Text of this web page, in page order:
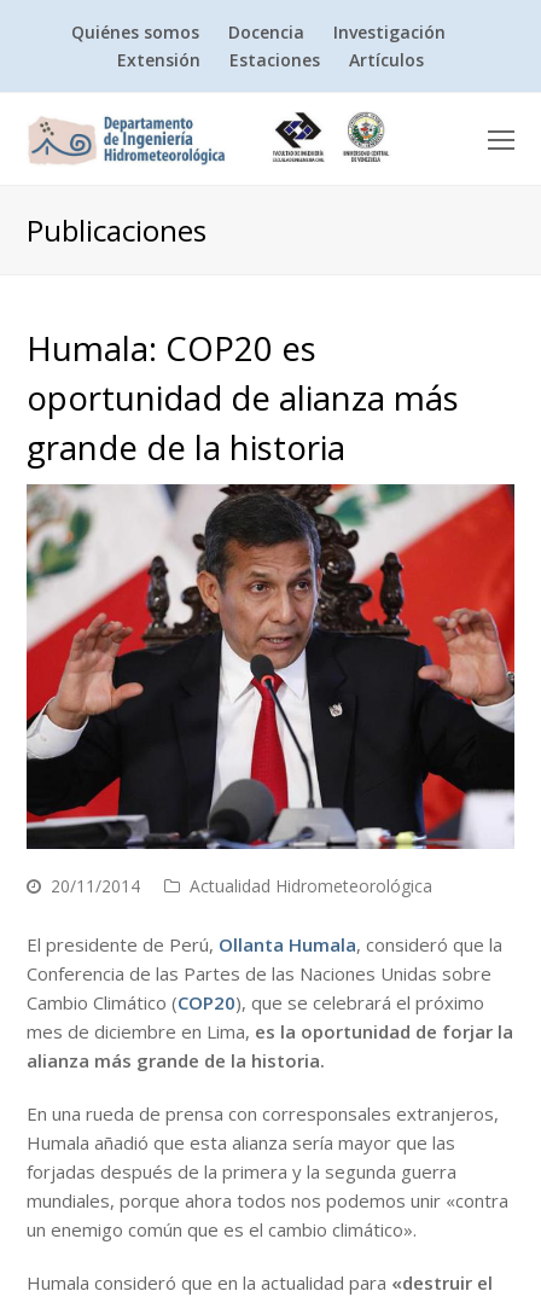
Quiénes somos Docencia
Investigación
Extensión
Estaciones Artículos
Publicaciones
Humala: COP20 es
oportunidad de alianza más
grande de la historia
20/11/2014 Actualidad Hidrometeorológica
El presidente de Perú, Ollanta Humala, consideró que la
Conferencia de las Partes de las Naciones Unidas sobre
Cambio Climático (COP20), que se celebrará el próximo
mes de diciembre en Lima, es la oportunidad de forjar la
alianza más grande de la historia.
En una rueda de prensa con corresponsales extranjeros,
Humala añadió que esta alianza sería mayor que las
forjadas después de la primera y la segunda guerra
mundiales, porque ahora todos nos podemos unir «contra
un enemigo común que es el cambio climático».
Humala consideró que en la actualidad para «destruir el